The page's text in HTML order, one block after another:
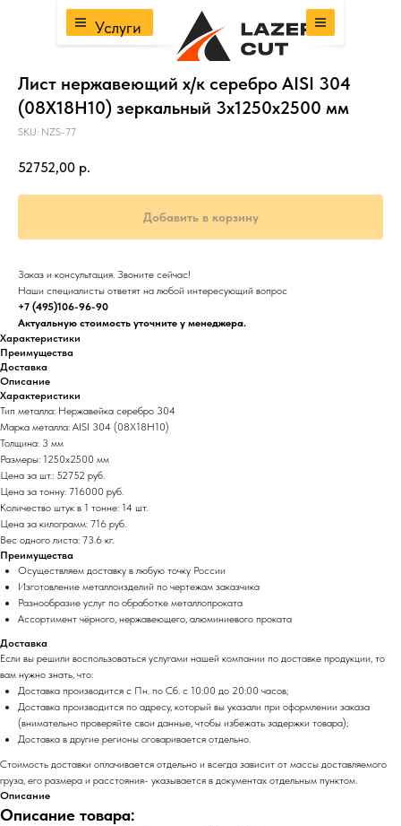
Услуги
Лист нержавеющий х/к серебро AISI 304
(08Х18Н10) зеркальный 3х1250х2500 мм
SKU: NZS-77
52752,00 р.
Добавить в корзину
Заказ и консультация. Звоните сейчас!
Наши специалисты ответят на любой интересующий вопрос
+7 (495)106-96-90
Актуальную стоимость уточните у менеджера.
Характеристики
Преимущества
Доставка
Описание
Характеристики
Тип металла: Нержавейка серебро 304
Марка металла: AISI 304 (08Х18Н10)
Толщина: 3 мм
Размеры: 1250х2500 мм
Цена за шт.: 52752 руб.
Цена за тонну: 716000 руб.
Количество штук в 1 тонне: 14 шт.
Цена за килограмм: 716 руб.
Вес одного листа: 73.6 кг.
Преимущества
Осуществляем доставку в любую точку России
Изготовление металлоизделий по чертежам заказчика
Разнообразие услуг по обработке металлопроката
Ассортимент чёрного, нержавеющего, алюминиевого проката
Доставка
Если вы решили воспользоваться услугами нашей компании по доставке продукции, то
вам нужно знать, что:
Доставка производится с Пн. по Сб. с 10:00 до 20:00 часов;
Доставка производится по адресу, который вы указали при оформлении заказа
(внимательно проверяйте свои данные, чтобы избежать задержки товара);
Доставка в другие регионы оговаривается отдельно.
Стоимость доставки оплачивается отдельно и всегда зависит от массы доставляемого
груза, его размера и расстояния- указывается в документах отдельным пунктом.
Описание
Описание товара: